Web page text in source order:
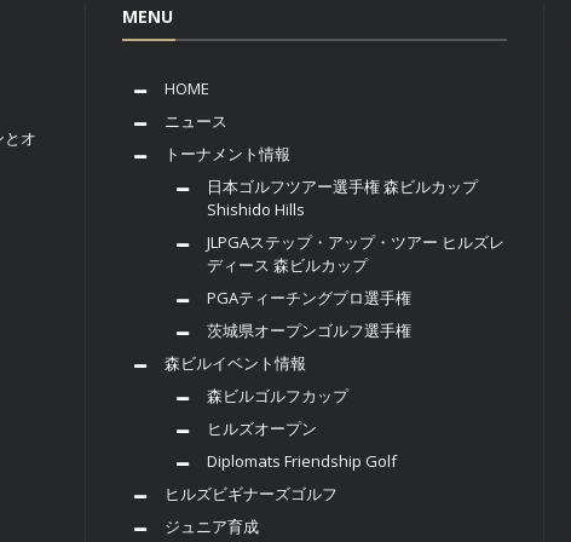
オ
MENU
HOME
ニュース
トーナメント情報
日本ゴルフツアー選手権 森ビルカップ
Shishido Hills
JLPGAステップ・アップ・ツアー ヒルズレ
ディース 森ビルカップ
PGAティーチングプロ選手権
茨城県オープンゴルフ選手権
森ビルイベント情報
森ビルゴルフカップ
ヒルズオープン
Diplomats Friendship Golf
ヒルズビギナーズゴルフ
ジュニア育成